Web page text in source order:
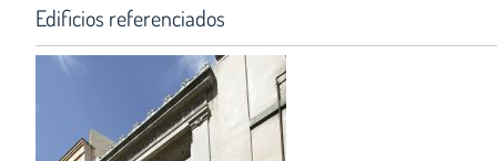
Edificios referenciados